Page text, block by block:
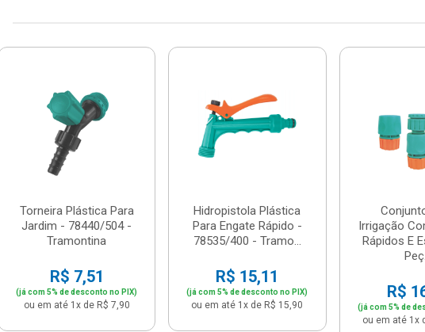
Torneira Plástica Para
Jardim - 78440/504 -
Tramontina
R$ 7,51
(já com 5% de desconto no PIX)
ou em até 1x de R$ 7,90
Hidropistola Plástica
Para Engate Rápido -
78535/400 - Tramo...
R$ 15,11
(já com 5% de desconto no PIX)
ou em até 1x de R$ 15,90
Irrigação
Rápidos E
R$
(já com 5% de
ou em até 1x